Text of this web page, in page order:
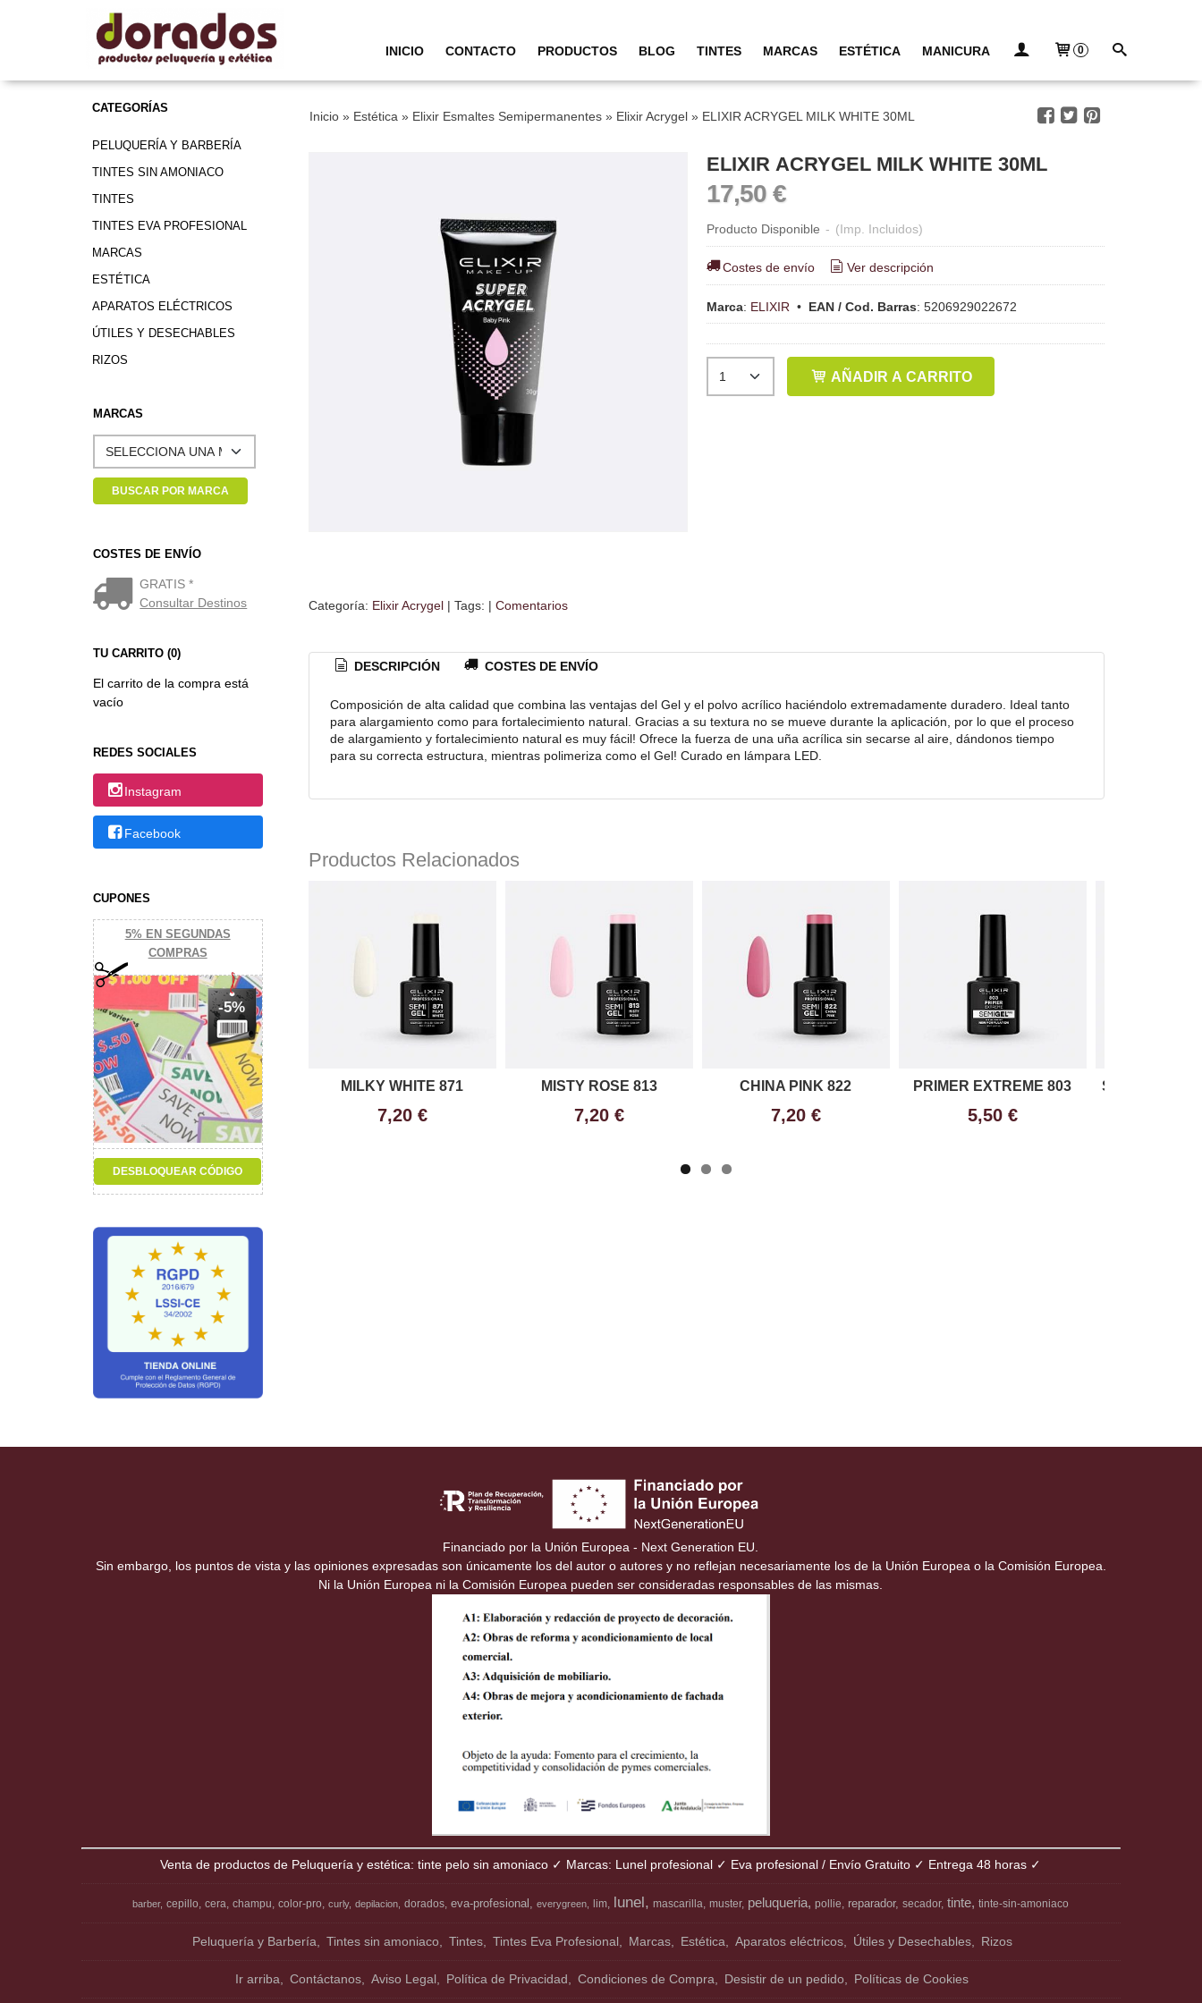
INICIO CONTACTO PRODUCTOS BLOG TINTES MARCAS ESTÉTICA MANICURA 0
CATEGORÍAS
PELUQUERÍA Y BARBERÍA
TINTES SIN AMONIACO
TINTES
TINTES EVA PROFESIONAL
MARCAS
ESTÉTICA
APARATOS ELÉCTRICOS
ÚTILES Y DESECHABLES
RIZOS
MARCAS
COSTES DE ENVÍO
GRATIS *
Consultar Destinos
TU CARRITO (0)
El carrito de la compra está
vacío
REDES SOCIALES
Instagram
Facebook
CUPONES
5% EN SEGUNDAS
COMPRAS
-5%
Inicio» Estética » Elixir Esmaltes Semipermanentes» Elixir Acrygel» ELIXIR ACRYGEL MILK WHITE 30ML
ELIXIR ACRYGEL MILK WHITE 30ML
17,50 €
Producto Disponible - (Imp. Incluidos)
Costes de envío Ver descripción
Marca: ELIXIR • EAN / Cod. Barras: 5206929022672
AÑADIR A CARRITO
Categoría: Elixir Acrygel| Tags: | Comentarios
DESCRIPCIÓN COSTES DE ENVÍO
Composición de alta calidad que combina las ventajas del Gel y el polvo acrílico haciéndolo extremadamente duradero. Ideal tanto
para alargamiento como para fortalecimiento natural. Gracias a su textura no se mueve durante la aplicación, por lo que el proceso
de alargamiento y fortalecimiento natural es muy fácil! Ofrece la fuerza de una uña acrílica sin secarse al aire, dándonos tiempo
para su correcta estructura, mientras polimeriza como el Gel! Curado en lámpara LED.
Productos Relacionados
MILKY WHITE 871
7,20 €
MISTY ROSE 813
7,20 €
CHINA PINK 822
7,20 €
PRIMER EXTREME 803
5,50 €
SHIMMERING
Financiado por la Unión Europea - Next Generation EU.
Sin embargo, los puntos de vista y las opiniones expresadas son únicamente los del autor o autores y no reflejan necesariamente los de la Unión Europea o la Comisión Europea.
Ni la Unión Europea ni la Comisión Europea pueden ser consideradas responsables de las mismas.
Venta de productos de Peluquería y estética: tinte pelo sin amoniaco ✓ Marcas: Lunel profesional ✓ Eva profesional / Envío Gratuito ✓ Entrega 48 horas ✓
barber cepillo cera champu color-pro curly depilacion dorados eva-profesional everygreen lim lunel mascarilla muster peluqueria pollie reparador secador tinte tinte-sin-amoniaco
Peluquería y Barbería Tintes sin amoniaco Tintes Tintes Eva Profesional Marcas Estética Aparatos eléctricos Útiles y Desechables Rizos
Ir arriba Contáctanos Aviso Legal Política de Privacidad Condiciones de Compra Desistir de un pedido Políticas de Cookies